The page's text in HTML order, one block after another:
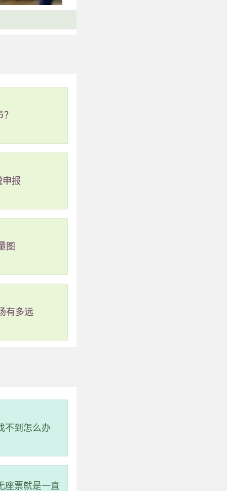
什么规则等等，
后再购买。另
天15点后入园的
候的快速通道门
申报
图
有多远
不到怎么办
座票就是一直